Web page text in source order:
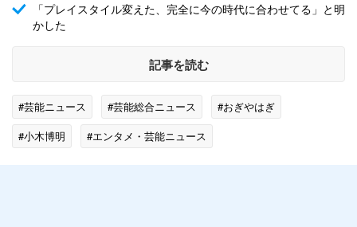
「プレイスタイル変えた、完全に今の時代に合わせてる」と明
かした
記事を読む
#芸能ニュース #芸能総合ニュース
#おぎやはぎ
#小木博明
#エンタメ・芸能ニュース